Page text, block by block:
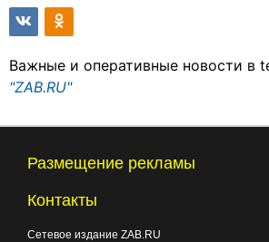
Важные и оперативные новости в
"ZAB.RU"
Размещение рекламы
Контакты
Сетевое издание ZAB.RU